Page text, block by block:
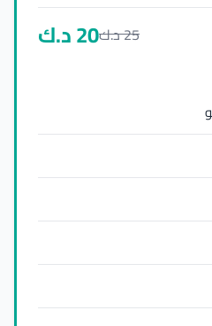
25د.ك20د.ك